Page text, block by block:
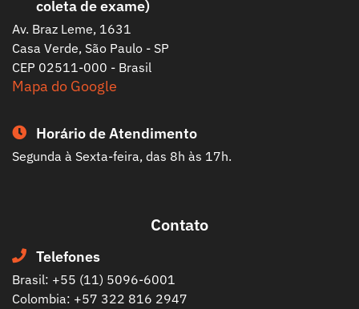
coleta de exame)
Av. Braz Leme, 1631
Casa Verde, São Paulo - SP
CEP 02511-000 - Brasil
Mapa do Google
Horário de Atendimento
Segunda à Sexta-feira, das 8h às 17h.
Contato
Telefones
Brasil: +55 (11) 5096-6001
Colombia: +57 322 816 2947